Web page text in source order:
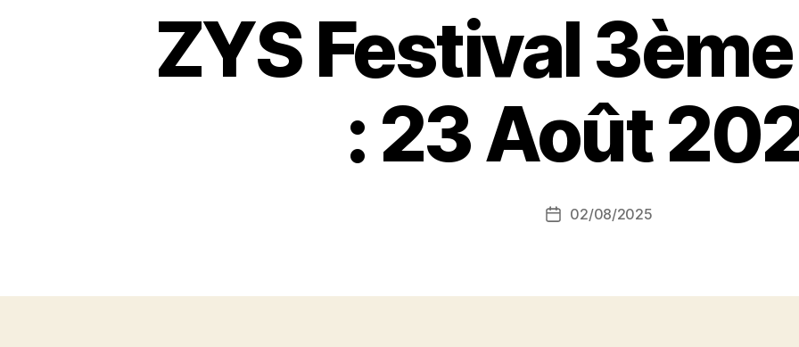
ZYS Festival
: 23 Août
Date02/08/2025